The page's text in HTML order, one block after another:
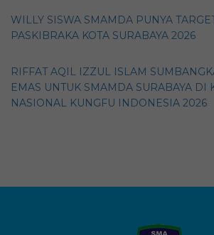
WILLY SISWA SMAMDA PUNYA
PASKIBRAKA KOTA SURABAYA 2026
RIFFAT AQIL IZZUL ISLAM
EMAS UNTUK SMAMDA SURABAYA DI
NASIONAL KUNGFU INDONESIA 2026